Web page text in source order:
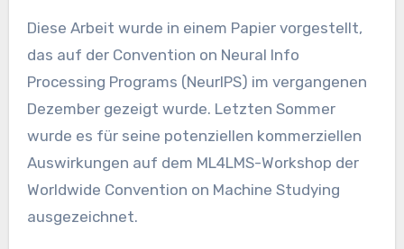
Diese Arbeit wurde in einem Papier vorgestellt,
das auf der Convention on Neural Info
Processing Programs (NeurIPS) im vergangenen
Dezember gezeigt wurde. Letzten Sommer
wurde es für seine potenziellen kommerziellen
Auswirkungen auf dem ML4LMS-Workshop der
Worldwide Convention on Machine Studying
ausgezeichnet.